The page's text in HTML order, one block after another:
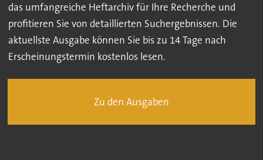
das umfangreiche Heftarchiv für Ihre Recherche und
profitieren Sie von detaillierten Suchergebnissen. Die
aktuellste Ausgabe können Sie bis zu 14 Tage nach
Erscheinungstermin kostenlos lesen.
Zu den Ausgaben